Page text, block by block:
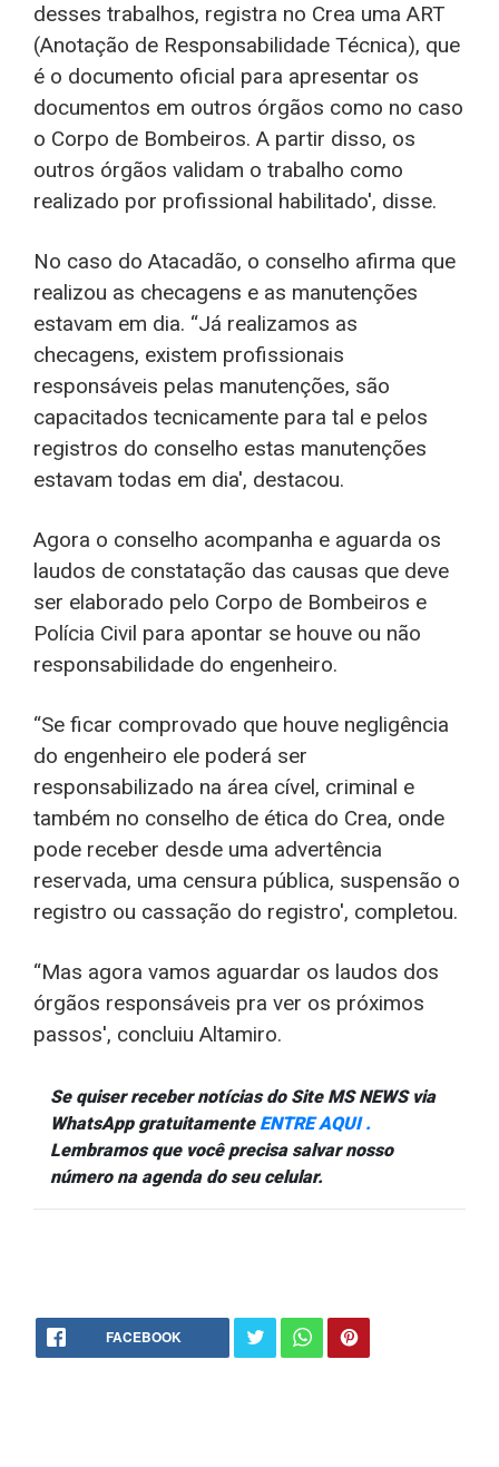
desses trabalhos, registra no Crea uma ART
(Anotação de Responsabilidade Técnica), que
é o documento oficial para apresentar os
documentos em outros órgãos como no caso
o Corpo de Bombeiros. A partir disso, os
outros órgãos validam o trabalho como
realizado por profissional habilitado', disse.
No caso do Atacadão, o conselho afirma que
realizou as checagens e as manutenções
estavam em dia. “Já realizamos as
checagens, existem profissionais
responsáveis pelas manutenções, são
capacitados tecnicamente para tal e pelos
registros do conselho estas manutenções
estavam todas em dia', destacou.
Agora o conselho acompanha e aguarda os
laudos de constatação das causas que deve
ser elaborado pelo Corpo de Bombeiros e
Polícia Civil para apontar se houve ou não
responsabilidade do engenheiro.
“Se ficar comprovado que houve negligência
do engenheiro ele poderá ser
responsabilizado na área cível, criminal e
também no conselho de ética do Crea, onde
pode receber desde uma advertência
reservada, uma censura pública, suspensão o
registro ou cassação do registro', completou.
“Mas agora vamos aguardar os laudos dos
órgãos responsáveis pra ver os próximos
passos', concluiu Altamiro.
Se quiser receber notícias do Site MS NEWS via
WhatsApp gratuitamente ENTRE AQUI .
Lembramos que você precisa salvar nosso
número na agenda do seu celular.
FACEBOOK